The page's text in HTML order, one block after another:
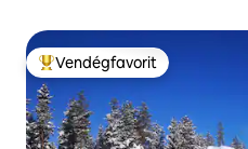
Kiemelt vendégfavorit
Vendégfavorit